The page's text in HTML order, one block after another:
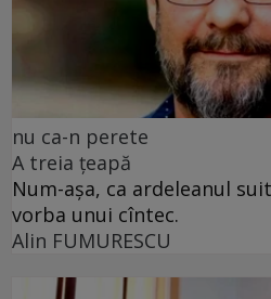
nu ca-n perete
A treia țeapă
Num-așa, ca ardeleanul
vorba unui cîntec.
Alin FUMURESCU